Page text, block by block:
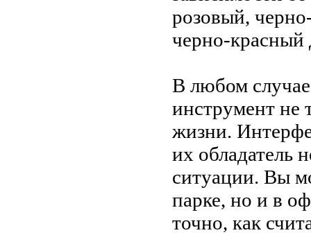
розовый,
черно-красный
В любом
инструмент не
жизни.
их обладатель
ситуации. Вы
парке, но и в
точно, как